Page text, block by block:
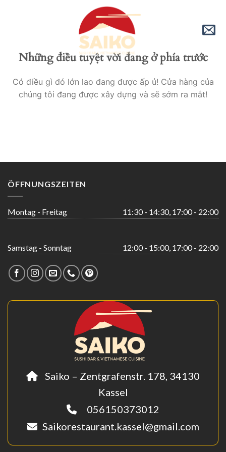
Những điều tuyệt vời đang ở phía trước
Có điều gì đó lớn lao đang được ấp ủ! Cửa hàng của
chúng tôi đang được xây dựng và sẽ sớm ra mắt!
ÖFFNUNGSZEITEN
Montag - Freitag 11:30 - 14:30, 17:00 - 22:00
Samstag - Sonntag 12:00 - 15:00, 17:00 - 22:00
Saiko – Zentgrafenstr. 178, 34130
Kassel
056150373012
Saikorestaurant.kassel@gmail.com